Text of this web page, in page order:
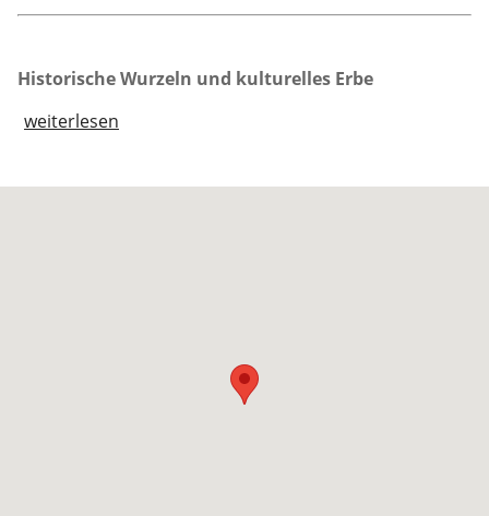
Historische Wurzeln und kulturelles Erbe
weiterlesen